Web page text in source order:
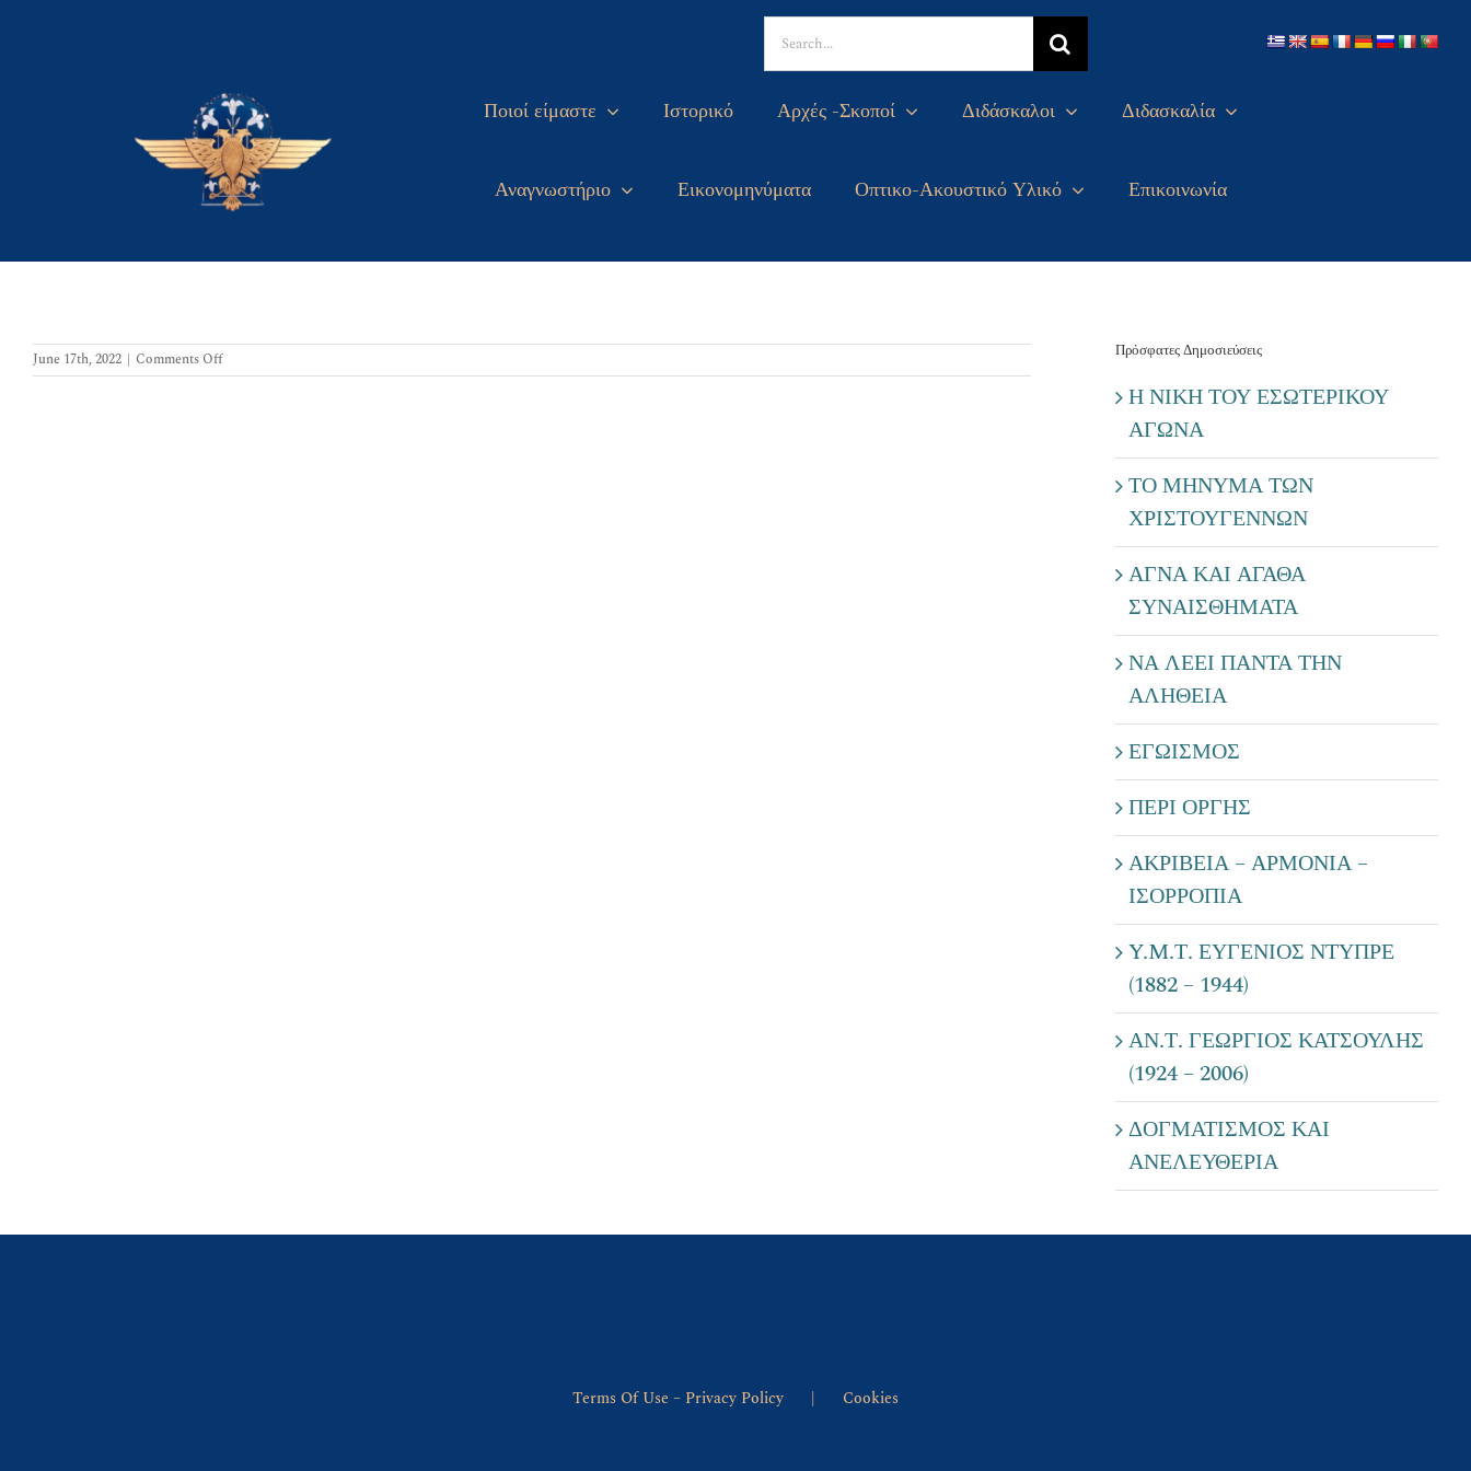
Search
for:
Ποιοί είμαστε Ιστορικό Αρχές -Σκοποί Διδάσκαλοι Διδασκαλία
Αναγνωστήριο Εικονομηνύματα Οπτικο-Ακουστικό Υλικό Επικοινωνία
June 17th, 2022 | Comments Offon Πρόσφατες Δημοσιεύσεις
Η ΝΙΚΗ ΤΟΥ ΕΣΩΤΕΡΙΚΟΥ
ΑΓΩΝΑ
ΤΟ ΜΗΝΥΜΑ ΤΩΝ
ΧΡΙΣΤΟΥΓΕΝΝΩΝ
ΑΓΝΑ ΚΑΙ ΑΓΑΘΑ
ΣΥΝΑΙΣΘΗΜΑΤΑ
ΝΑ ΛΕΕΙ ΠΑΝΤΑ ΤΗΝ
ΑΛΗΘΕΙΑ
ΕΓΩΙΣΜΟΣ
ΠΕΡΙ ΟΡΓΗΣ
ΑΚΡΙΒΕΙΑ – ΑΡΜΟΝΙΑ –
ΙΣΟΡΡΟΠΙΑ
Y.M.Τ. ΕΥΓΕΝΙΟΣ ΝΤΥΠΡΕ
(1882 – 1944)
ΑΝ.Τ. ΓΕΩΡΓΙΟΣ ΚΑΤΣΟΥΛΗΣ
(1924 – 2006)
ΔΟΓΜΑΤΙΣΜΟΣ ΚΑΙ
ΑΝΕΛΕΥΘΕΡΙΑ
Terms Of Use – Privacy Policy Cookies